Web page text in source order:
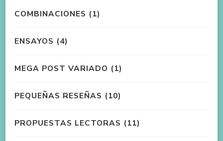
COMBINACIONES (1)
ENSAYOS (4)
MEGA POST VARIADO (1)
PEQUEÑAS RESEÑAS (10)
PROPUESTAS LECTORAS (11)